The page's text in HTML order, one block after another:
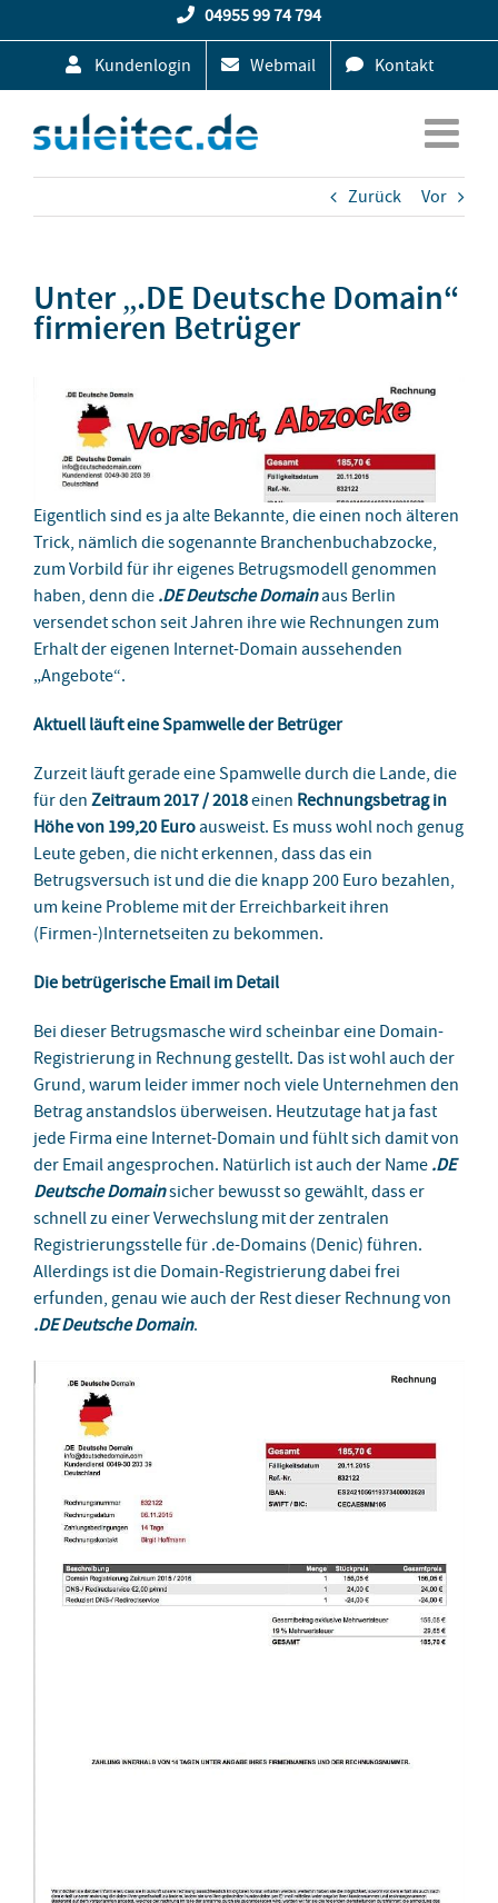
Inhalt
04955 99 74 794
Kundenlogin Webmail Kontakt
Zurück Vor
Unter „.DE Deutsche Domain“
firmieren Betrüger
Eigentlich sind es ja alte Bekannte, die einen noch älteren
Trick, nämlich die sogenannte Branchenbuchabzocke,
zum Vorbild für ihr eigenes Betrugsmodell genommen
haben, denn die .DE Deutsche Domainaus Berlin
versendet schon seit Jahren ihre wie Rechnungen zum
Erhalt der eigenen Internet-Domain aussehenden
„Angebote“.
Aktuell läuft eine Spamwelle der Betrüger
Zurzeit läuft gerade eine Spamwelle durch die Lande, die
für den Zeitraum 2017 / 2018einen Rechnungsbetrag in
Höhe von 199,20 Euroausweist. Es muss wohl noch genug
Leute geben, die nicht erkennen, dass das ein
Betrugsversuch ist und die die knapp 200 Euro bezahlen,
um keine Probleme mit der Erreichbarkeit ihren
(Firmen-)Internetseiten zu bekommen.
Die betrügerische Email im Detail
Bei dieser Betrugsmasche wird scheinbar eine Domain-
Registrierung in Rechnung gestellt. Das ist wohl auch der
Grund, warum leider immer noch viele Unternehmen den
Betrag anstandslos überweisen. Heutzutage hat ja fast
jede Firma eine Internet-Domain und fühlt sich damit von
der Email angesprochen. Natürlich ist auch der Name .DE
Deutsche Domainsicher bewusst so gewählt, dass er
schnell zu einer Verwechslung mit der zentralen
Registrierungsstelle für .de-Domains (Denic) führen.
Allerdings ist die Domain-Registrierung dabei frei
erfunden, genau wie auch der Rest dieser Rechnung von
.DE Deutsche Domain.